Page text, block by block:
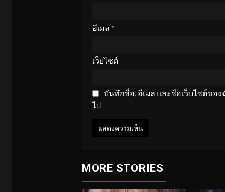
อีเมล *
เว็บไซต์
บันทึกชื่อ, อีเมล และชื่อเว็บไซต์ขอ
ไป
MORE STORIES